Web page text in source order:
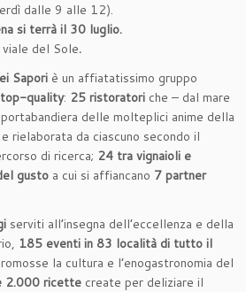
dalle 9 alle 12).
si terrà il 30 luglio.
del Sole.
Sapori è un affiatatissimo gruppo
quality: 25 ristoratori che – dal mare
delle molteplici anime della
rielaborata da ciascuno secondo il
di ricerca; 24 tra vignaioli e
gusto a cui si affiancano 7 partner
serviti all’insegna dell’eccellenza e della
185 eventi in 83 località di tutto il
la cultura e l’enogastronomia del
2.000 ricette create per deliziare il